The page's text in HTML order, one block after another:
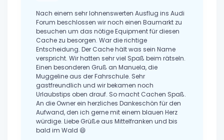
Nach einem sehr lohnenswerten Ausflug ins Audi
Forum beschlossen wir noch einen Baumarkt zu
besuchen um das nötige Equipment für diesen
Cache zu besorgen. War die richtige
Entscheidung. Der Cache hält was sein Name
verspricht. Wir hatten sehr viel Spaß beim rätseln.
Einen besonderen Gruß an Manuela, die
Muggeline aus der Fahrschule. Sehr
gastfreundlich und wir bekamen noch
Urlaubstips oben drauf. So macht Cachen Spaß.
An die Owner ein herzliches Dankeschön für den
Aufwand, den ich gerne mit einem blauen Herz
würdige. Liebe Grüße aus Mittelfranken und bis
bald im Wald 😄